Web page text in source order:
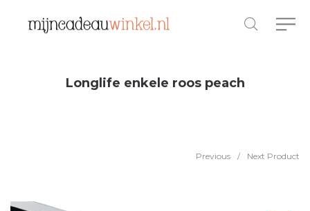
Longlife enkele roos peach
Previous / Next Product